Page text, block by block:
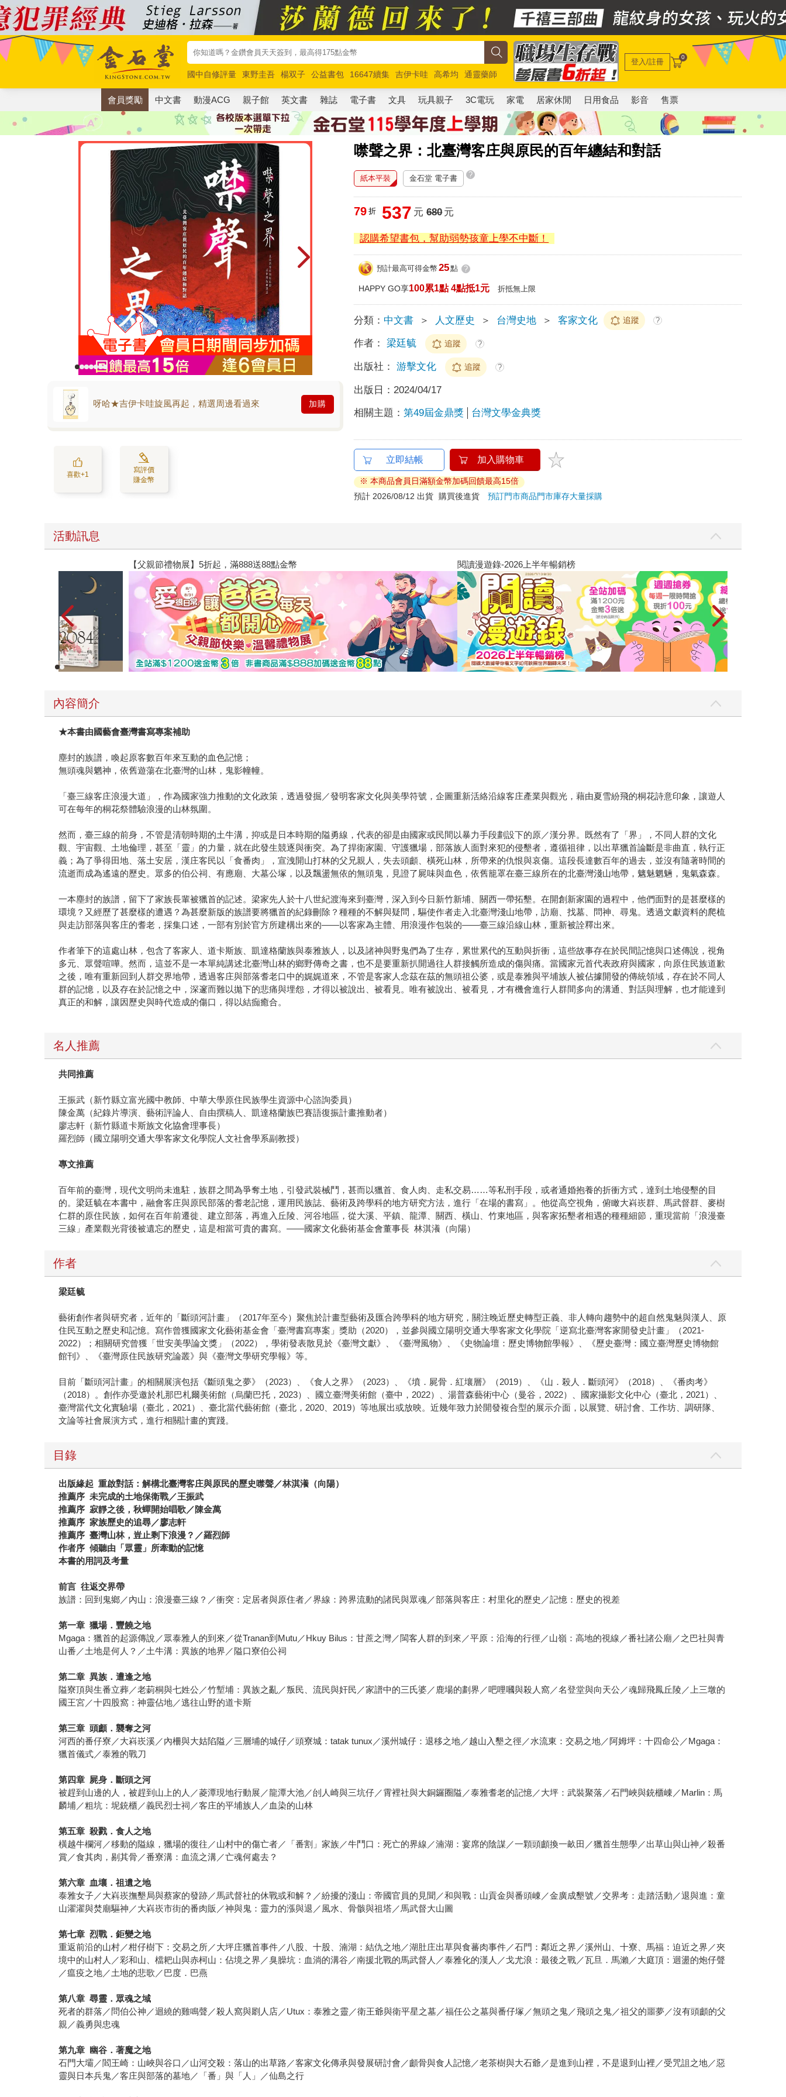
國中自修評量 東野圭吾 楊双子 公益書包 16647續集 吉伊卡哇 高希均
通靈藥師
唯紅花綻放
奧德賽 路邊攤新作 馬斯克 玩具總動員5 超慢跑
登入/註冊 0
會員獎勵 中文書 動漫ACG 親子館 英文書 雜誌 電子書 文具 玩具親子 3C電玩 家電 居家休閒 日用食品 影音 售票
噤聲之界：北臺灣客庄與原民的百年纏結和對話
呀哈★吉伊卡哇旋風再起，精選周邊看過來 加購
喜歡+1
寫評價
賺金幣
紙本平裝 金石堂 電子書 ?
79 折 537 元 680元
認購希望書包，幫助弱勢孩童上學不中斷！
預計最高可得金幣 25點 ?
HAPPY GO享100累1點 4點抵1元 折抵無上限
分類： 中文書 ＞ 人文歷史 ＞ 台灣史地 ＞ 客家文化 追蹤 ?
作者： 梁廷毓 追蹤 ?
出版社： 游擊文化 追蹤 ?
出版日： 2024/04/17
相關主題：第49屆金鼎獎 台灣文學金典獎
立即結帳 加入購物車
※ 本商品會員日滿額金幣加碼回饋最高15倍
預計 2026/08/12 出貨
購買後進貨預訂門市商品門市庫存大量採購
活動訊息
【父親節禮物展】5折起，滿888送88點金幣 閱讀漫遊錄-2026上半年暢銷榜
內容簡介
★本書由國藝會臺灣書寫專案補助
塵封的族譜，喚起原客數百年來互動的血色記憶；
無頭魂與魍神，依舊遊蕩在北臺灣的山林，鬼影幢幢。
「臺三線客庄浪漫大道」，作為國家強力推動的文化政策，透過發掘／發明客家文化與美學符號，企圖重新活絡沿線客庄產業與觀光，藉由夏雪紛飛的桐花詩意印象，讓遊人
可在每年的桐花祭體驗浪漫的山林氛圍。
然而，臺三線的前身，不管是清朝時期的土牛溝，抑或是日本時期的隘勇線，代表的卻是由國家或民間以暴力手段劃設下的原／漢分界。既然有了「界」，不同人群的文化
觀、宇宙觀、土地倫理，甚至「靈」的力量，就在此發生競逐與衝突。為了捍衛家園、守護獵場，部落族人面對來犯的侵墾者，遵循祖律，以出草獵首論斷是非曲直，執行正
義；為了爭得田地、落土安居，漢庄客民以「食番肉」，宣洩開山打林的父兄親人，失去頭顱、橫死山林，所帶來的仇恨與哀傷。這段長達數百年的過去，並沒有隨著時間的
流逝而成為遙遠的歷史。眾多的伯公祠、有應廟、大墓公塚，以及飄盪無依的無頭鬼，見證了屍味與血色，依舊籠罩在臺三線所在的北臺灣淺山地帶，魑魅魍魎，鬼氣森森。
一本塵封的族譜，留下了家族長輩被獵首的記述。梁家先人於十八世紀渡海來到臺灣，深入到今日新竹新埔、關西一帶拓墾。在開創新家園的過程中，他們面對的是甚麼樣的
環境？又經歷了甚麼樣的遭遇？為甚麼新版的族譜要將獵首的紀錄刪除？種種的不解與疑問，驅使作者走入北臺灣淺山地帶，訪廟、找墓、問神、尋鬼。透過文獻資料的爬梳
與走訪部落與客庄的耆老，採集口述，一部有別於官方所建構出來的——以客家為主體、用浪漫作包裝的——臺三線沿線山林，重新被詮釋出來。
作者筆下的這處山林，包含了客家人、道卡斯族、凱達格蘭族與泰雅族人，以及諸神與野鬼們為了生存，累世累代的互動與折衝，這些故事存在於民間記憶與口述傳說，視角
多元、眾聲喧嘩。然而，這並不是一本單純講述北臺灣山林的鄉野傳奇之書，也不是要重新扒開過往人群接觸所造成的傷與痛。當國家元首代表政府與國家，向原住民族道歉
之後，唯有重新回到人群交界地帶，透過客庄與部落耆老口中的娓娓道來，不管是客家人念茲在茲的無頭祖公婆，或是泰雅與平埔族人被佔據開發的傳統領域，存在於不同人
群的記憶，以及存在於記憶之中，深邃而難以拋下的悲痛與埋怨，才得以被說出、被看見。唯有被說出、被看見，才有機會進行人群間多向的溝通、對話與理解，也才能達到
真正的和解，讓因歷史與時代造成的傷口，得以結痂癒合。
名人推薦
共同推薦
王振武（新竹縣立富光國中教師、中華大學原住民族學生資源中心諮詢委員）
陳金萬（紀錄片導演、藝術評論人、自由撰稿人、凱達格蘭族巴賽語復振計畫推動者）
廖志軒（新竹縣道卡斯族文化協會理事長）
羅烈師（國立陽明交通大學客家文化學院人文社會學系副教授）
專文推薦
百年前的臺灣，現代文明尚未進駐，族群之間為爭奪土地，引發武裝械鬥，甚而以獵首、食人肉、走私交易……等私刑手段，或者通婚抱養的折衝方式，達到土地侵墾的目
的。梁廷毓在本書中，融會客庄與原民部落的耆老記憶，運用民族誌、藝術及跨學科的地方研究方法，進行「在場的書寫」。他從高空視角，俯瞰大嵙崁群、馬武督群、麥樹
仁群的原住民族，如何在百年前遷徙、建立部落，再進入丘陵、河谷地區，從大溪、平鎮、龍潭、關西、橫山、竹東地區，與客家拓墾者相遇的種種細節，重現當前「浪漫臺
三線」產業觀光背後被遺忘的歷史，這是相當可貴的書寫。——國家文化藝術基金會董事長 林淇瀁（向陽）
作者
梁廷毓
藝術創作者與研究者，近年的「斷頭河計畫」（2017年至今）聚焦於計畫型藝術及匯合跨學科的地方研究，關注晚近歷史轉型正義、非人轉向趨勢中的超自然鬼魅與漢人、原
住民互動之歷史和記憶。寫作曾獲國家文化藝術基金會「臺灣書寫專案」獎助（2020），並參與國立陽明交通大學客家文化學院「逆寫北臺灣客家開發史計畫」（2021-
2022）；相關研究曾獲「世安美學論文獎」（2022），學術發表散見於《臺灣文獻》、《臺灣風物》、《史物論壇：歷史博物館學報》、《歷史臺灣：國立臺灣歷史博物館
館刊》、《臺灣原住民族研究論叢》與《臺灣文學研究學報》等。
目前「斷頭河計畫」的相關展演包括《斷頭鬼之夢》（2023）、《食人之界》（2023）、《墳．屍骨．紅壤層》（2019）、《山．殺人．斷頭河》（2018）、《番肉考》
（2018）。創作亦受邀於札那巴札爾美術館（烏蘭巴托，2023）、國立臺灣美術館（臺中，2022）、湯普森藝術中心（曼谷，2022）、國家攝影文化中心（臺北，2021）、
臺灣當代文化實驗場（臺北，2021）、臺北當代藝術館（臺北，2020、2019）等地展出或放映。近幾年致力於開發複合型的展示介面，以展覽、研討會、工作坊、調研隊、
文論等社會展演方式，進行相關計畫的實踐。
目錄
出版緣起 重啟對話：解構北臺灣客庄與原民的歷史噤聲／林淇瀁（向陽）
推薦序 未完成的土地保衛戰／王振武
推薦序 寂靜之後，秋蟬開始唱歌／陳金萬
推薦序 家族歷史的追尋／廖志軒
推薦序 臺灣山林，豈止剩下浪漫？／羅烈師
作者序 傾聽由「眾靈」所牽動的記憶
本書的用詞及考量
前言 往返交界帶
族譜：回到鬼鄉／內山：浪漫臺三線？／衝突：定居者與原住者／界線：跨界流動的諸民與眾魂／部落與客庄：村里化的歷史／記憶：歷史的視差
第一章 獵場．豐饒之地
Mgaga：獵首的起源傳說／眾泰雅人的到來／從Tranan到Mutu／Hkuy Bilus：甘蔗之灣／閩客人群的到來／平原：沿海的行徑／山嶺：高地的視線／番社諸公廟／之巴社與青
山番／土地是何人？／土牛溝：異族的地界／隘口寮伯公祠
第二章 異族．遭逢之地
隘寮頂與生番立葬／老莿桐與七姓公／竹塹埔：異族之亂／叛民、流民與奸民／家譜中的三氏婆／鹿場的劃界／吧哩嘓與殺人窩／名登堂與向天公／魂歸飛鳳丘陵／上三墩的
國王宮／十四股窩：神靈佔地／逃往山野的道卡斯
第三章 頭顱．襲奪之河
河西的番仔寮／大嵙崁溪／內柵與大姑陷隘／三層埔的城仔／頭寮城：tatak tunux／溪州城仔：退移之地／越山入墾之徑／水流東：交易之地／阿姆坪：十四命公／Mgaga：
獵首儀式／泰雅的戰刀
第四章 屍身．斷頭之河
被趕到山邊的人，被趕到山上的人／菱潭現地行動展／龍潭大池／刣人崎與三坑仔／霄裡社與大銅鑼圈隘／泰雅耆老的記憶／大坪：武裝聚落／石門峽與銃櫃崠／Marlin：馬
麟埔／粗坑：坭銃櫃／義民烈士祠／客庄的平埔族人／血染的山林
第五章 殺戮．食人之地
橫越牛欄河／移動的隘線，獵場的復往／山村中的傷亡者／「番割」家族／牛鬥口：死亡的界線／湳湖：宴席的陰謀／一顆頭顱換一畝田／獵首生態學／出草山與山神／殺番
賞／食其肉，剔其骨／番寮溝：血流之溝／亡魂何處去？
第六章 血壤．祖遺之地
泰雅女子／大嵙崁撫墾局與蔡家的發跡／馬武督社的休戰或和解？／紛擾的淺山：帝國官員的見聞／和與戰：山貢金與番頭崠／金廣成墾號／交界考：走踏活動／退與進：童
山濯濯與焚廟驅神／大嵙崁市街的番肉販／神與鬼：靈力的漲與退／風水、骨骸與祖塔／馬武督大山圖
第七章 烈戰．鉅變之地
重返前沿的山村／柑仔樹下：交易之所／大坪庄獵首事件／八股、十股、湳湖：結仇之地／湖肚庄出草與食蕃肉事件／石門：鄰近之界／溪州山、十寮、馬福：迫近之界／夾
境中的山村人／彩和山、檔耙山與赤柯山：佔境之界／臭臊坑：血淌的溝谷／南援北戰的馬武督人／泰雅化的漢人／戈尤浪：最後之戰／瓦旦．馬瀨／大庭頂：迴盪的炮仔聲
／瘟疫之地／土地的悲歌／巴度．巴燕
第八章 尋靈．眾魂之域
死者的群落／問伯公神／迴繞的雞鳴聲／殺人窩與㓾人店／Utux：泰雅之靈／衛王爺與衛平星之墓／福任公之墓與番仔塚／無頭之鬼／飛頭之鬼／祖父的噩夢／沒有頭顱的父
親／義勇與忠魂
第九章 幽谷．著魔之地
石門大壩／閻王崎：山峽與谷口／山河交殺：落山的出草路／客家文化傳承與發展研討會／顱骨與食人記憶／老茶樹與大石爺／是進到山裡，不是退到山裡／受咒詛之地／惡
靈與日本兵鬼／客庄與部落的墓地／「番」與「人」／仙島之行